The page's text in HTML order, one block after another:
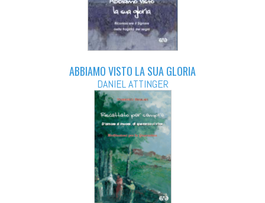
ABBIAMO VISTO LA SUA GLORIA
DANIEL ATTINGER